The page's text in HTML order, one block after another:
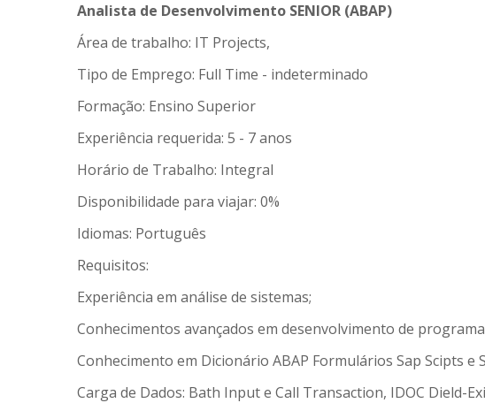
Analista de Desenvolvimento SENIOR (ABAP)
Área de trabalho: IT Projects,
Tipo de Emprego: Full Time - indeterminado
Formação: Ensino Superior
Experiência requerida: 5 - 7 anos
Horário de Trabalho: Integral
Disponibilidade para viajar: 0%
Idiomas: Português
Requisitos:
Experiência em análise de sistemas;
Conhecimentos avançados em desenvolvimento de
Conhecimento em Dicionário ABAP Formulários Sap Scipts e
Carga de Dados: Bath Input e Call Transaction, IDOC Dield-